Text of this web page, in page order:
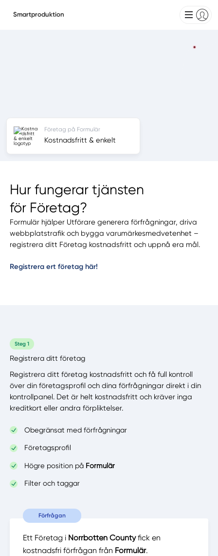
Smartproduktion
Hur fungerar tjänsten
för Företag?
Formulär hjälper Utförare generera förfrågningar, driva
webbplatstrafik och bygga varumärkesmedvetenhet –
registrera ditt Företag kostnadsfritt och uppnå era mål.
Registrera ert företag här!
Företag på Formulär
Kostnadsfritt & enkelt
Steg 1
Registrera ditt företag
Registrera ditt företag kostnadsfritt och få full kontroll
över din företagsprofil och dina förfrågningar direkt i din
kontrollpanel. Det är helt kostnadsfritt och kräver inga
kreditkort eller andra förpliktelser.
Obegränsat med förfrågningar
Företagsprofil
Högre position på Formulär
Filter och taggar
Förfrågan
Ett Företag i Norrbotten Countyfick en
kostnadsfri förfrågan från Formulär.